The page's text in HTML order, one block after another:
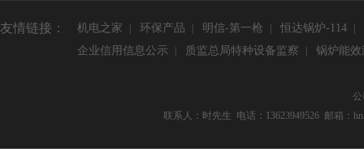
友情链接： 机电之家 环保产品 明信-第一枪 恒达锅炉-114
企业信用信息公示 质监总局特种设备监察 锅炉能
联系人：时先生 电话：13623949526 邮箱：